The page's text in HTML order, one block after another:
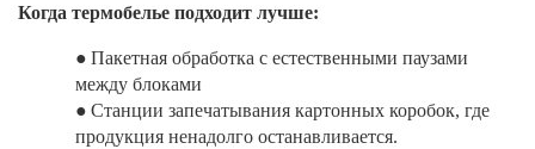
Когда термобелье подходит лучше:
● Пакетная обработка с естественными паузами
между блоками
● Станции запечатывания картонных коробок, где
продукция ненадолго останавливается.